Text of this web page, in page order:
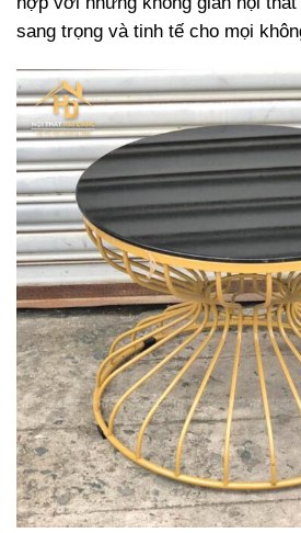
sang trọng và tinh tế cho mọi